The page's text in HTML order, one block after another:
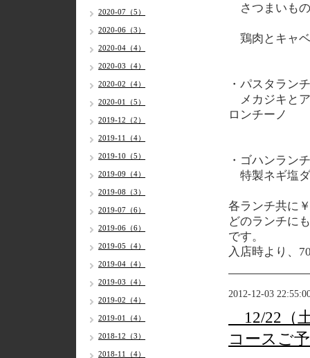
さつまいも
鶏肉とキャ
・パスタランチ
メカジキと
ロンチーノ
・ゴハンランチ
特製ネギ塩
各ランチ共に
どのランチに
です。
入店時より、
2012-12-03
12/22（
コースご
2020-07（5）
2020-06（3）
2020-04（4）
2020-03（4）
2020-02（4）
2020-01（5）
2019-12（2）
2019-11（4）
2019-10（5）
2019-09（4）
2019-08（3）
2019-07（6）
2019-06（6）
2019-05（4）
2019-04（4）
2019-03（4）
2019-02（4）
2019-01（4）
2018-12（3）
2018-11（4）